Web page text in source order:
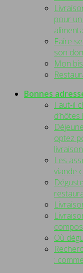
pour
Faire
son
Mon
Bonnes
Faut-il
optez
Les
viande
Où
: